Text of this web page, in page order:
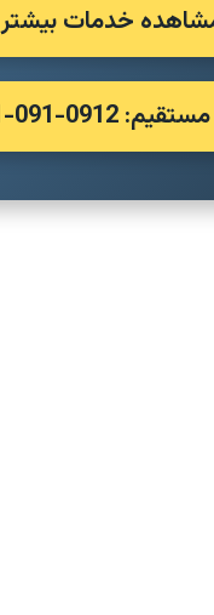
خدمات بیشتر
0912-091-7261